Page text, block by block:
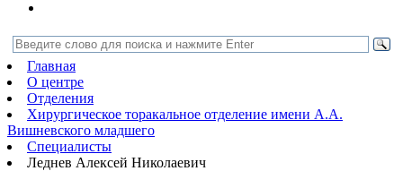
Главная
О центре
Отделения
Хирургическое торакальное отделение имени А.А.
Вишневского младшего
Специалисты
Леднев Алексей Николаевич